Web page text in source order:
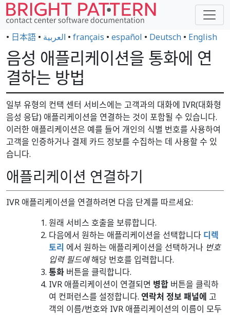
• 日本語 • العربية • français • español • Deutsch • English
음성 애플리케이션을 통화에 연
결하는 방법
일부 유형의 컨택 센터 서비스에는 고객과의 대화에 IVR(대화형
음성 응답) 애플리케이션을 연결하는 것이 포함될 수 있습니다.
이러한 애플리케이션은 예를 들어 개인의 식별 번호를 사용하여
고객을 인증하거나 결제 카드 정보를 수집하는 데 사용할 수 있
습니다.
애플리케이션 연결하기
IVR 애플리케이션을 연결하려면 다음 단계를 따르세요:
원래 서비스 호출을 보류합니다.
다음에서 원하는 애플리케이션을 선택합니다 디렉
토리 에서 원하는 애플리케이션을 선택하거나 번호
입력 필드에해당 번호를 입력합니다.
통화 버튼을 클릭합니다.
IVR 애플리케이션이 연결되면 병합 버튼을 클릭하
여 컨퍼런스를 설정합니다. 연락처 정보 패널에 고
객의 이름/번호와 IVR 애플리케이션의 이름이 모두